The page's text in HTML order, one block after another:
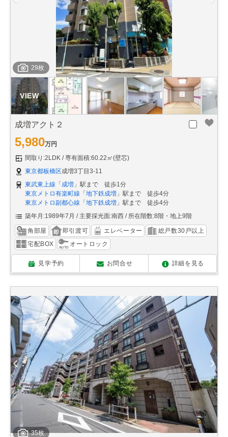
29枚
成増アクト２
5,980万円
間取り:2LDK
専有面積:60.22㎡(壁芯)
東京都板橋区成増3丁目3-11
東武東上線 「 成増 」駅まで 徒歩1分
東京メトロ有楽町線 「 地下鉄成増 」駅まで 徒歩4分
東京メトロ副都心線 「 地下鉄成増 」駅まで 徒歩4分
築年月:1989年7月
主要採光面:南西 所在階数:8階・地上9階
角部屋 即引渡可 エレベーター
総戸数30戸以上
宅配BOX
オートロック
見学予約 お問合せ 詳細を見る
35枚